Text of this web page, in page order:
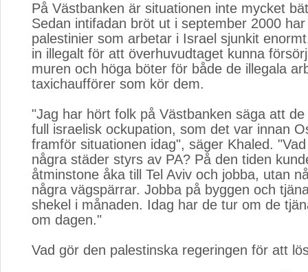
På Västbanken är situationen inte mycket
Sedan intifadan bröt ut i september 2000
palestinier som arbetar i Israel sjunkit
in illegalt för att överhuvudtaget kunna
muren och höga böter för både de illegala
taxichaufförer som kör dem.
"Jag har hört folk på Västbanken säga att
full israelisk ockupation, som det var innan
framför situationen idag", säger Khaled.
några städer styrs av PA? På den tiden
åtminstone åka till Tel Aviv och jobba, utan
några vägspärrar. Jobba på byggen och
shekel i månaden. Idag har de tur om de
om dagen."
Vad gör den palestinska regeringen för att